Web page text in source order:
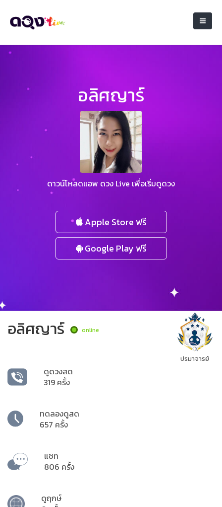
อลิศญาร์
ดาวน์โหลดแอพ ดวง Live เพื่อเริ่มดูดวง
Apple Store ฟรี
Google Play ฟรี
อลิศญาร์ online
ดูดวงสด
319 ครั้ง
ทดลองดูสด
657 ครั้ง
แชท
806 ครั้ง
ดูฤกษ์
ปรมาจารย์